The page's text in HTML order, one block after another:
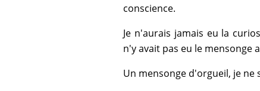
conscience.
Je n'aurais jamais eu la
n'y avait pas eu le mensonge
Un mensonge d'orgueil, je ne